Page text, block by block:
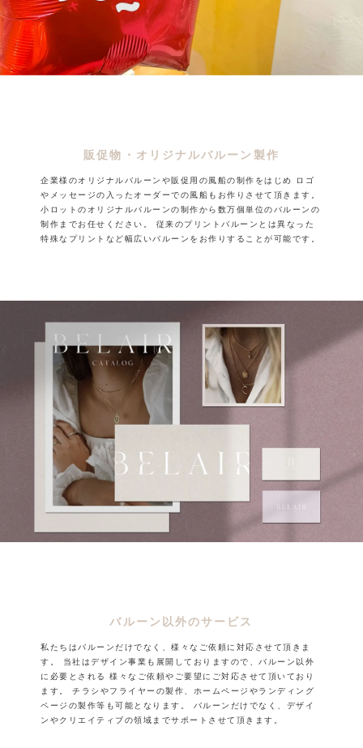
販促物・オリジナルバルーン製作
企業様のオリジナルバルーンや販促用の風船の制作をはじめ
ロゴ
やメッセージの入ったオーダーでの風船もお作りさせて頂きます。
小ロットのオリジナルバルーンの制作から数万個単位のバルーンの
制作までお任せください。
従来のプリントバルーンとは異なった
特殊なプリントなど幅広いバルーンをお作りすることが可能です。
バルーン以外のサービス
私たちはバルーンだけでなく、様々なご依頼に対応させて頂きま
す。
当社はデザイン事業も展開しておりますので、バルーン以外
に必要とされる
様々なご依頼やご要望にご対応させて頂いており
ます。
チラシやフライヤーの製作、ホームページやランディング
ページの製作等も可能となります。
バルーンだけでなく、デザイ
ンやクリエイティブの領域までサポートさせて頂きます。